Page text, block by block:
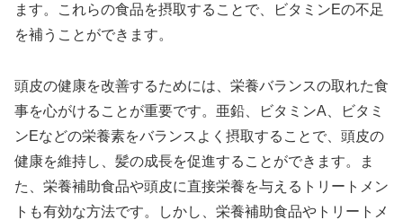
ます。これらの食品を摂取することで、ビタミンEの不足
を補うことができます。
頭皮の健康を改善するためには、栄養バランスの取れた食
事を心がけることが重要です。亜鉛、ビタミンA、ビタミ
ンEなどの栄養素をバランスよく摂取することで、頭皮の
健康を維持し、髪の成長を促進することができます。ま
た、栄養補助食品や頭皮に直接栄養を与えるトリートメン
トも有効な方法です。しかし、栄養補助食品やトリートメ